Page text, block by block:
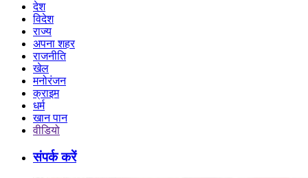
देश
विदेश
राज्य
अपना शहर
राजनीति
खेल
मनोरंजन
क्राइम
धर्म
खान पान
वीडियो
संपर्क करें